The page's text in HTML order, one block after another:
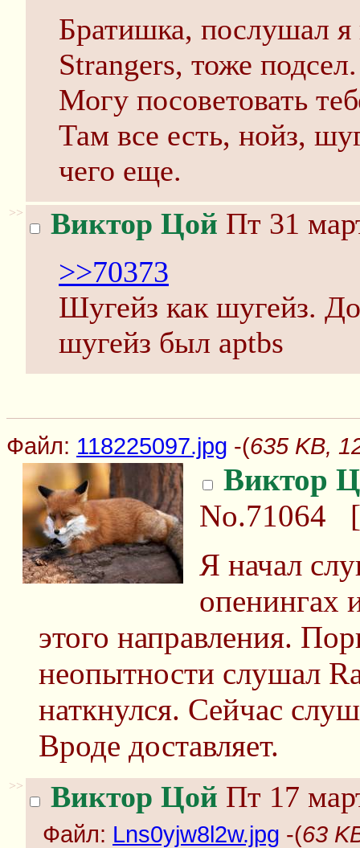
Братишка, послушал
Strangers, тоже
Могу посоветовать
Там все есть, нойз,
чего еще.
>> Виктор Цой Пт 31
>>70373
Шугейз как шугейз.
шугейз был aptbs
Файл: 118225097.jpg -(635 KB,
Виктор
No.71064 [
Я начал
опенингах
этого направления.
неопытности слушал
наткнулся. Сейчас
Вроде доставляет.
>> Виктор Цой Пт 17
Файл: Lns0yjw8l2w.jpg -(63